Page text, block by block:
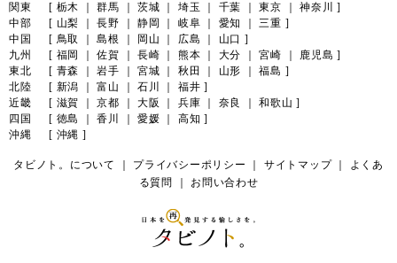
関東
[ 栃木 ｜群馬 茨城 埼玉 千葉 ｜東京 神奈川
]
中部
[ 山梨 ｜長野 静岡 岐阜 愛知 ｜三重 ]
中国
[ 鳥取 ｜島根 岡山 広島 山口 ]
九州
[ 福岡 ｜佐賀 長崎 熊本 大分 ｜宮崎 鹿児島 ]
東北
[ 青森 ｜岩手 宮城 秋田 山形 ｜福島 ]
北陸
[ 新潟 ｜富山 石川 福井 ]
近畿
[ 滋賀 ｜京都 大阪 兵庫 奈良 ｜和歌山 ]
四国
[ 徳島 ｜香川 愛媛 高知 ]
沖縄
[ 沖縄 ]
タビノト。について プライバシーポリシー サイトマップ｜ よくあ
る質問
お問い合わせ